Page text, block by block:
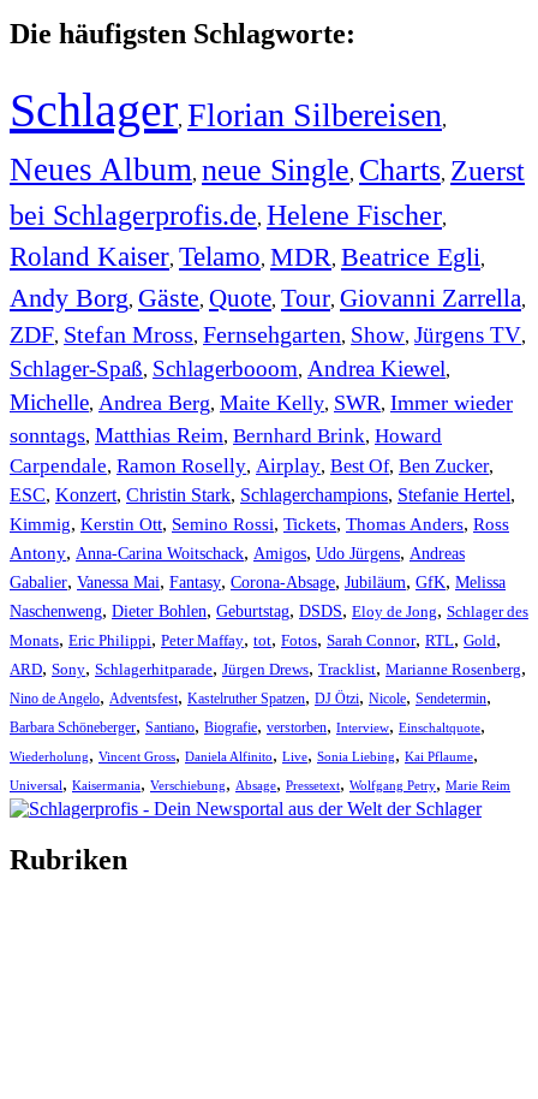
Die häufigsten Schlagworte:
Schlager, Florian Silbereisen,
Neues Album, neue Single, Charts, Zuerst
bei Schlagerprofis.de, Helene Fischer,
Roland Kaiser, Telamo, MDR, Beatrice Egli,
Andy Borg, Gäste, Quote, Tour, Giovanni Zarrella,
ZDF, Stefan Mross, Fernsehgarten, Show, Jürgens TV,
Schlager-Spaß, Schlagerbooom, Andrea Kiewel,
Michelle, Andrea Berg, Maite Kelly, SWR, Immer wieder
sonntags, Matthias Reim, Bernhard Brink, Howard
Carpendale, Ramon Roselly, Airplay, Best Of, Ben Zucker,
ESC, Konzert, Christin Stark, Schlagerchampions, Stefanie Hertel,
Kimmig, Kerstin Ott, Semino Rossi, Tickets, Thomas Anders, Ross
Antony, Anna-Carina Woitschack, Amigos, Udo Jürgens, Andreas
Gabalier, Vanessa Mai, Fantasy, Corona-Absage, Jubiläum, GfK, Melissa
Naschenweng, Dieter Bohlen, Geburtstag, DSDS, Eloy de Jong, Schlager des
Monats, Eric Philippi, Peter Maffay, tot, Fotos, Sarah Connor, RTL, Gold,
ARD, Sony, Schlagerhitparade, Jürgen Drews, Tracklist, Marianne Rosenberg,
Nino de Angelo, Adventsfest, Kastelruther Spatzen, DJ Ötzi, Nicole, Sendetermin,
Barbara Schöneberger, Santiano, Biografie, verstorben, Interview, Einschaltquote,
Wiederholung, Vincent Gross, Daniela Alfinito, Live, Sonia Liebing, Kai Pflaume,
Universal, Kaisermania, Verschiebung, Absage, Pressetext, Wolfgang Petry, Marie Reim
Rubriken